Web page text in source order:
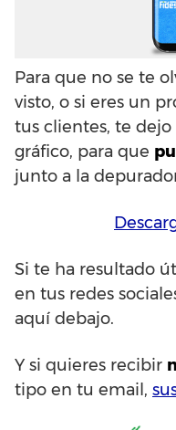
Para que no se te
visto, o si eres un
tus clientes, te
gráfico, para que
junto a la
Si te ha resultado
en tus redes
aquí debajo.
Y si quieres recibir
tipo en tu email,